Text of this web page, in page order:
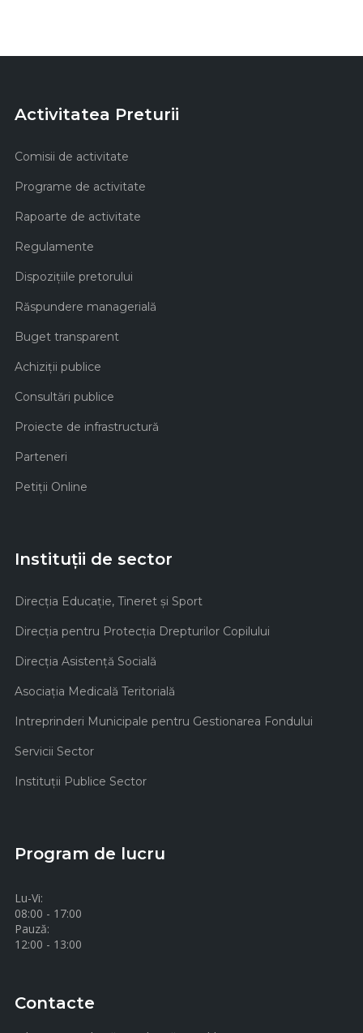
Activitatea Preturii
Comisii de activitate
Programe de activitate
Rapoarte de activitate
Regulamente
Dispozițiile pretorului
Răspundere managerială
Buget transparent
Achiziţii publice
Consultări publice
Proiecte de infrastructură
Parteneri
Petiții Online
Instituții de sector
Direcţia Educaţie, Tineret şi Sport
Direcţia pentru Protecţia Drepturilor Copilului
Direcţia Asistenţă Socială
Asociaţia Medicală Teritorială
Intreprinderi Municipale pentru Gestionarea Fondului
Servicii Sector
Instituţii Publice Sector
Program de lucru
Lu-Vi:
08:00 - 17:00
Pauză:
12:00 - 13:00
Contacte